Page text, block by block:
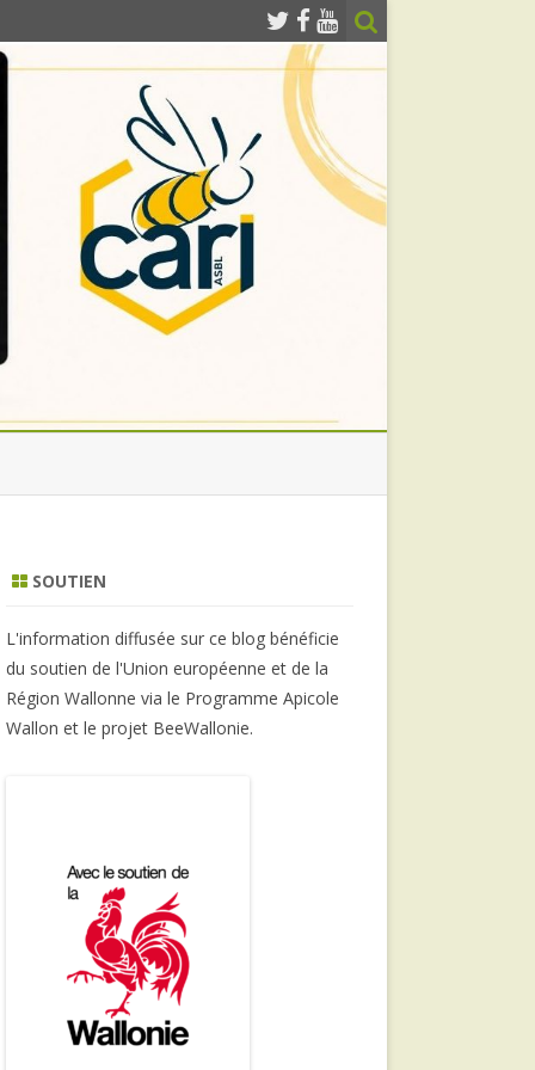
SOUTIEN
L'information diffusée sur ce blog bénéficie
du soutien de l'Union européenne et de la
Région Wallonne via le Programme Apicole
Wallon et le projet BeeWallonie.